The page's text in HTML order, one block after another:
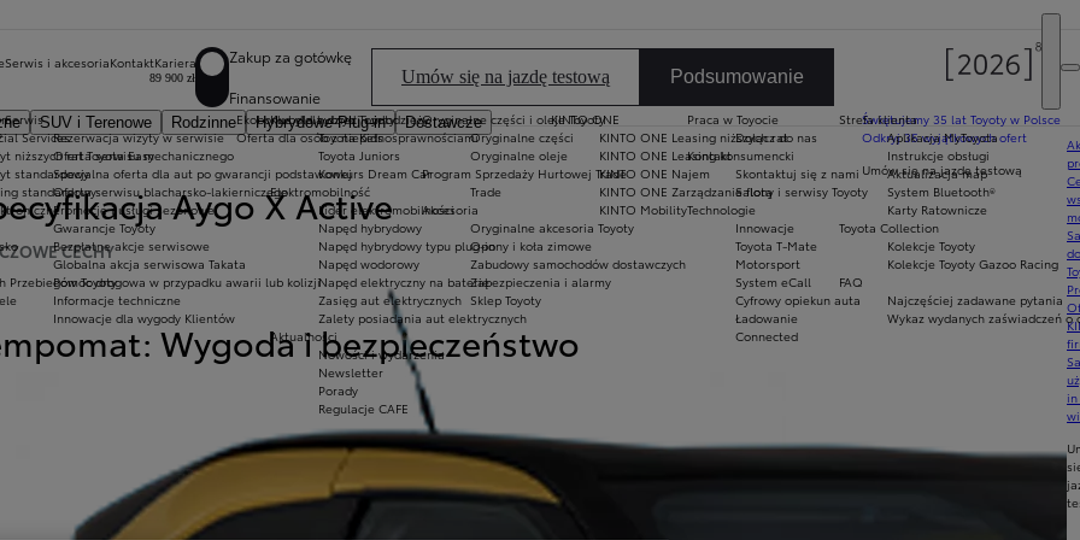
SUV i Terenowe Rodzinne Hybrydowe Plug-in
Dostawcze
Ekobonus dla hybryd Toyoty
Oferta dla osób z niepełnosprawnościami
Świętujemy 35 lat Toyoty w Polsce
Odkryj 35 wyjątkowych ofert
Umów się na jazdę testową
Przebiegów Toyoty
Kluby dla dzieci i młodzieży
Toyota Kids
Toyota Juniors
Konkurs Dream Car
Elektromobilność
Lider elektromobilności
Napęd hybrydowy
Napęd hybrydowy typu plug-in
Napęd wodorowy
Napęd elektryczny na baterię
Zasięg aut elektrycznych
Zalety posiadania aut elektrycznych
Aktualności
Nowości i wydarzenia
Newsletter
Porady
Regulacje CAFE
Praca w Toyocie
Dołącz do nas
Kontakt
Skontaktuj się z nami
Salony i serwisy Toyoty
Technologie
Innowacje
Toyota T-Mate
Motorsport
System eCall
Cyfrowy opiekun auta
Ładowanie
Connected
Services
niższych rat Toyota Easy
standardowy
standardowy
KINTO ONE
KINTO ONE Leasing niższych rat
KINTO ONE Leasing konsumencki
KINTO ONE Najem
KINTO ONE Zarządzanie flotą
KINTO Mobility
Serwis i akcesoria
Serwis
Rezerwacja wizyty w serwisie
Oferta serwisu mechanicznego
Specjalna oferta dla aut po gwarancji podstawowej
Oferta serwisu blacharsko-lakierniczego
Promocje i usługi sezonowe
Gwarancje Toyoty
Bezpłatne akcje serwisowe
Globalna akcja serwisowa Takata
Pomoc drogowa w przypadku awarii lub kolizji
Informacje techniczne
Innowacje dla wygody Klientów
Oryginalne części i oleje Toyoty
Oryginalne części
Oryginalne oleje
Program Sprzedaży Hurtowej Trade
Trade
Akcesoria
Oryginalne akcesoria Toyoty
Opony i koła zimowe
Zabudowy samochodów dostawczych
Zabezpieczenia i alarmy
Sklep Toyoty
Strefa klienta
Aplikacja MyToyota
Instrukcje obsługi
Aktualizacja map
System Bluetooth®
Karty Ratownicze
Toyota Collection
Kolekcje Toyoty
Kolekcje Toyoty Gazoo Racing
FAQ
Najczęściej zadawane pytania
Wykaz wydanych zaświadczeń
KontaktKariera
89 900 zł
Zakup za gotówkę
Finansowanie
Umów się na jazdę testową Podsumowanie
Aygo X Active
CECHY
Wygoda i bezpieczeństwo Światła
Niezbędne na co dzień światła
Niezależnie od tego, czy to